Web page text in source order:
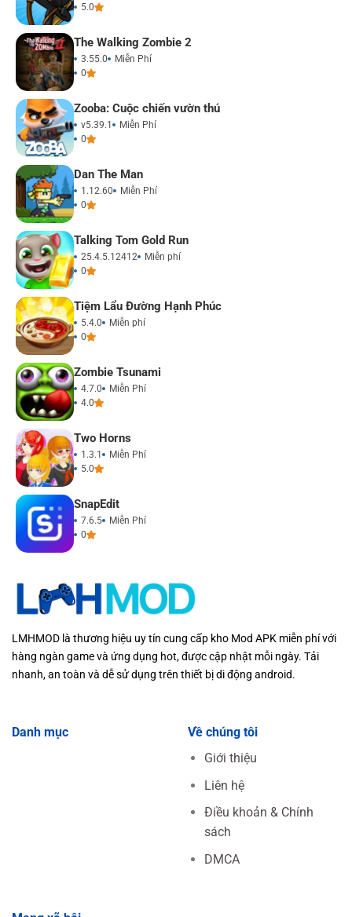
5.0
The Walking Zombie 2
3.55.0
Miễn Phí
0
Zooba: Cuộc chiến vườn thú
v5.39.1
Miễn Phí
0
Dan The Man
1.12.60
Miễn Phí
0
Talking Tom Gold Run
25.4.5.12412
Miễn phí
0
Tiệm Lẩu Đường Hạnh Phúc
5.4.0
Miễn phí
0
Zombie Tsunami
4.7.0
Miễn Phí
4.0
Two Horns
1.3.1
Miễn Phí
5.0
SnapEdit
7.6.5
Miễn Phí
0
LMHMOD là thương hiệu uy tín cung cấp kho Mod APK miễn phí với
hàng ngàn game và ứng dụng hot, được cập nhật mỗi ngày. Tải
nhanh, an toàn và dễ sử dụng trên thiết bị di động android.
Danh mục
Về chúng tôi
Giới thiệu
Liên hệ
Điều khoản & Chính
sách
DMCA